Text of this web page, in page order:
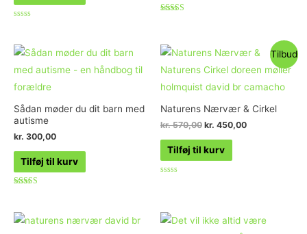
af
5
Sådan møder du dit barn med
autisme
kr. 300,00
Tilføj til kurv
Tilbud
Naturens Nærvær & Cirkel
kr.570,00 kr. 450,00
Tilføj til kurv
5